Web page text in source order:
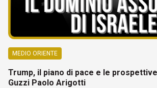
MEDIO ORIENTE
Trump, il piano di pace e le
Guzzi Paolo Arigotti